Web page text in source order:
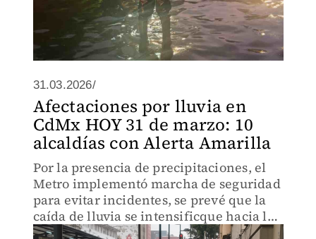
31.03.2026/
Afectaciones por lluvia en
CdMx HOY 31 de marzo: 10
alcaldías con Alerta Amarilla
Por la presencia de precipitaciones, el
Metro implementó marcha de seguridad
para evitar incidentes, se prevé que la
caída de lluvia se intensificque hacia la
tarde-noche.